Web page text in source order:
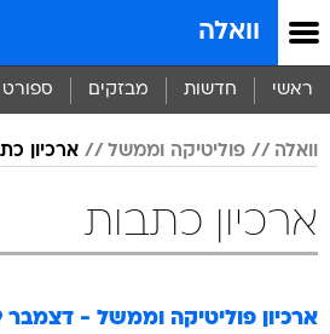
וואלה
ראשי חדשות מבזקים ספורט
וואלה פוליטיקה וממשל ארכיון
ארכיון כתבות
ארכיון פוליטיקה וממשל - דצמבר 2019